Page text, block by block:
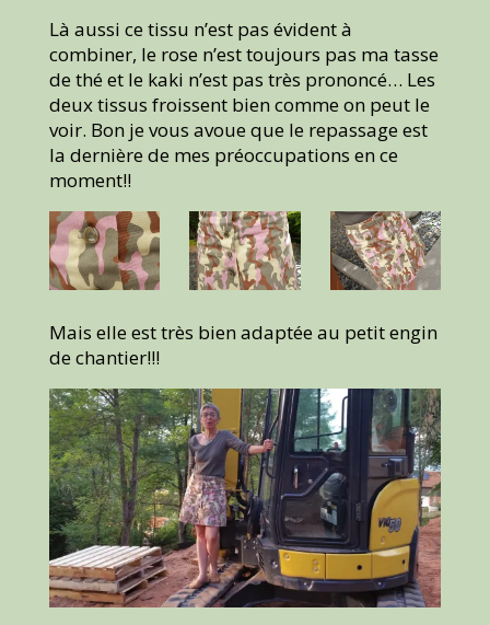
Là aussi ce tissu n’est pas évident à
combiner, le rose n’est toujours pas ma tasse
de thé et le kaki n’est pas très prononcé… Les
deux tissus froissent bien comme on peut le
voir. Bon je vous avoue que le repassage est
la dernière de mes préoccupations en ce
moment!!
Mais elle est très bien adaptée au petit engin
de chantier!!!